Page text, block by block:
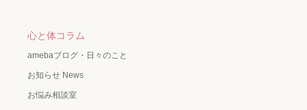
心と体コラム
amebaブログ・日々のこと
お知らせ News
お悩み相談室